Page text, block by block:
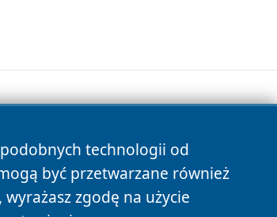
podobnych technologii od
być przetwarzane również
zgodę na użycie